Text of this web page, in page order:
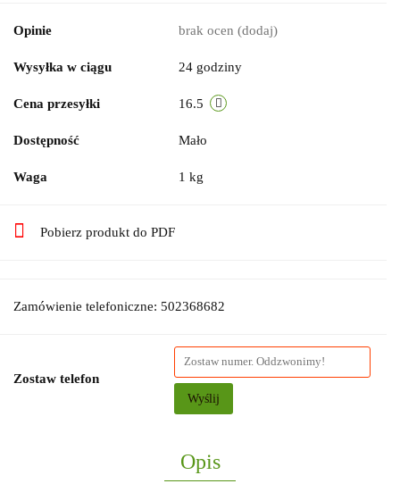
Opinie brak ocen (dodaj)
Wysyłka w ciągu 24 godziny
Cena przesyłki 16.5
Dostępność Mało
Waga 1 kg
Pobierz produkt do PDF
Zamówienie telefoniczne: 502368682
Zostaw telefon
Wyślij
Opis